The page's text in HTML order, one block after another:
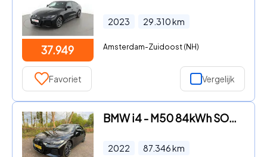
37.949
2023 29.310km
Amsterdam-Zuidoost (NH)
Favoriet Vergelijk
BMW i4 - M50 84kWh SOH 95.7% HIGH EXECUTIVE M-SPORT PERFORMANCE/Trekh
2022 87.346km